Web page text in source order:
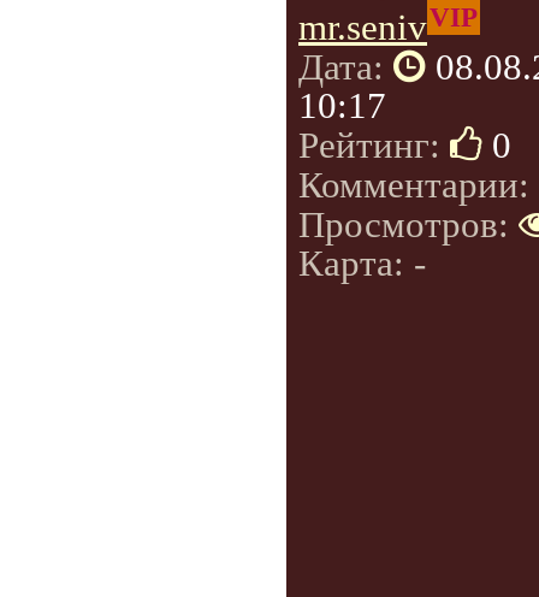
mr.senivVIP
Дата:
10:17
Рейтинг:
0
Комментарии:
Просмотров:
Карта: -